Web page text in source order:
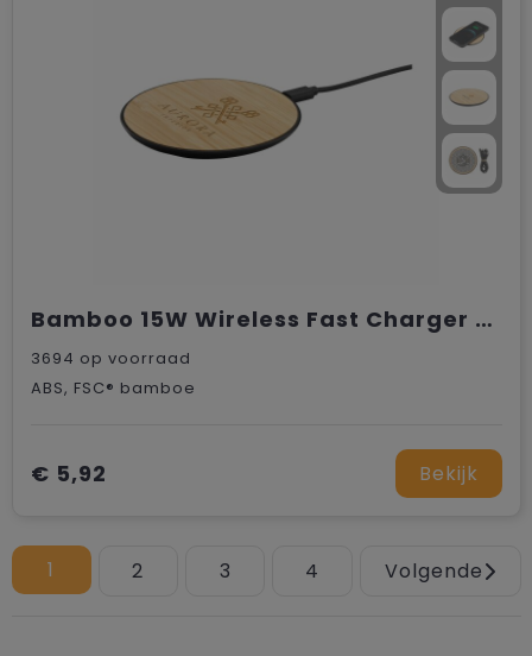
Bamboo 15W Wireless Fast Charger draadloze snellader
3694 op voorraad
ABS, FSC® bamboe
€ 5,92 Bekijk
1 2 3 4 Volgende